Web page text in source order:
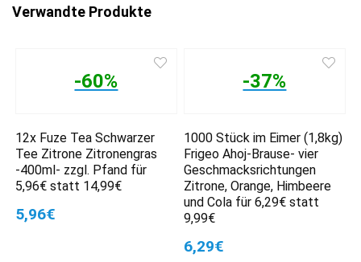
Verwandte Produkte
-60%
12x Fuze Tea Schwarzer
Tee Zitrone Zitronengras
-400ml- zzgl. Pfand für
5,96€ statt 14,99€
5,96€
-37%
1000 Stück im Eimer (1,8kg)
Frigeo Ahoj-Brause- vier
Geschmacksrichtungen
Zitrone, Orange, Himbeere
und Cola für 6,29€ statt
9,99€
6,29€